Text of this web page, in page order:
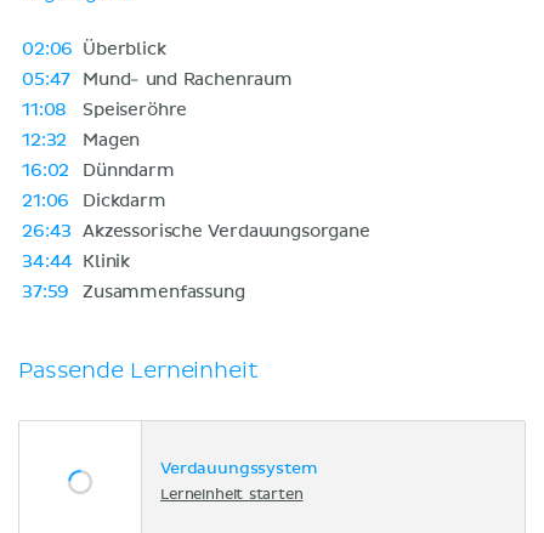
02:06
Überblick
05:47
Mund- und Rachenraum
11:08
Speiseröhre
12:32
Magen
16:02
Dünndarm
21:06
Dickdarm
26:43
Akzessorische Verdauungsorgane
34:44
Klinik
37:59
Zusammenfassung
Passende Lerneinheit
Verdauungssystem
Lerneinheit starten